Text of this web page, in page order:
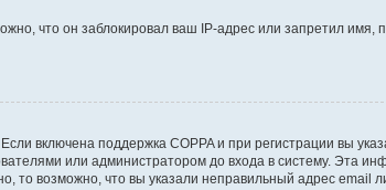
что он заблокировал ваш IP-адрес или запретил имя,
включена поддержка COPPA и при регистрации вы
или администратором до входа в систему. Эта
возможно, что вы указали неправильный адрес email